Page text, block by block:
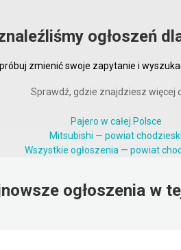
ogłoszeń
zmienić swoje zapytanie i
Sprawdź, gdzie znajdziesz więcej
Pajero w całej Polsce
Mitsubishi — powiat chodzieski
Wszystkie ogłoszenia — powiat
ogłoszenia w